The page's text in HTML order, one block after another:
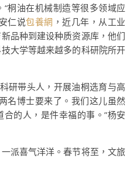
桐油在机械制造等很多领域应
仁说包養網 ，近几年，从工业
品种到建设种质资源库，他们
大学等越来越多的科研院所开
研带头人，开展油桐选育与高
名博士要来了。我们这儿虽然
的人，是件幸福的事。”杨安
派喜气洋洋。春节将至，文旅